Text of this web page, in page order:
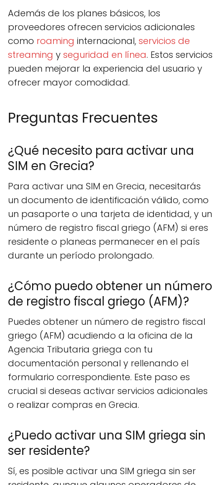
Además de los planes básicos, los
proveedores ofrecen servicios adicionales
como roaming internacional, servicios de
streaming y seguridad en línea. Estos servicios
pueden mejorar la experiencia del usuario y
ofrecer mayor comodidad.
Preguntas Frecuentes
¿Qué necesito para activar una
SIM en Grecia?
Para activar una SIM en Grecia, necesitarás
un documento de identificación válido, como
un pasaporte o una tarjeta de identidad, y un
número de registro fiscal griego (AFM) si eres
residente o planeas permanecer en el país
durante un período prolongado.
¿Cómo puedo obtener un número
de registro fiscal griego (AFM)?
Puedes obtener un número de registro fiscal
griego (AFM) acudiendo a la oficina de la
Agencia Tributaria griega con tu
documentación personal y rellenando el
formulario correspondiente. Este paso es
crucial si deseas activar servicios adicionales
o realizar compras en Grecia.
¿Puedo activar una SIM griega sin
ser residente?
Sí, es posible activar una SIM griega sin ser